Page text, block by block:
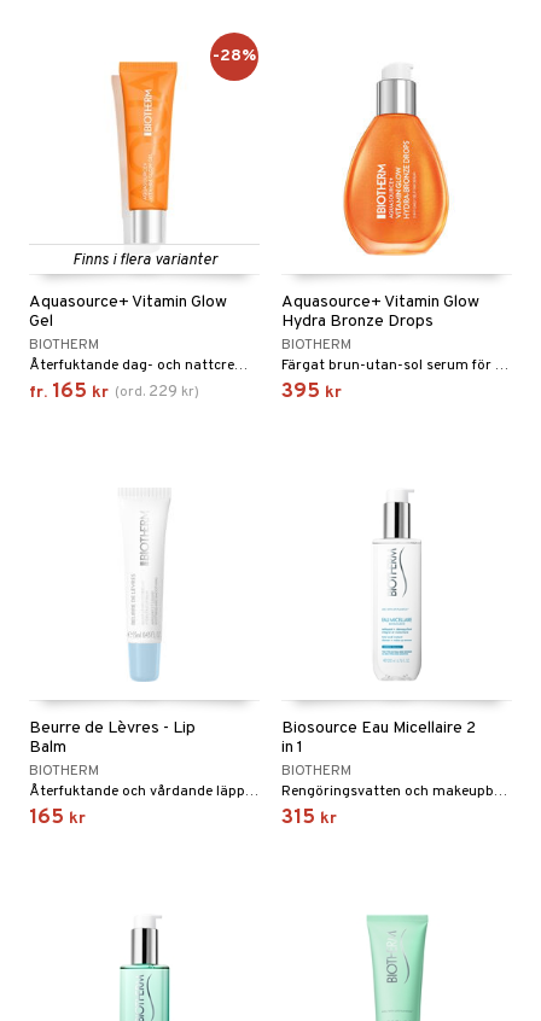
Finns i flera varianter
Aquasource+ Vitamin Glow
Gel
BIOTHERM
Återfuktande dag- och nattcreme för ökad lyster från Biotherm
fr. 165 kr (ord. 229 kr)
-28%
Aquasource+ Vitamin Glow
Hydra Bronze Drops
BIOTHERM
Färgat brun-utan-sol serum för gradvis effekt från Biotherm
395 kr
Beurre de Lèvres - Lip
Balm
BIOTHERM
Återfuktande och vårdande läppbalsam från Biotherm
165 kr
Biosource Eau Micellaire 2
in 1
BIOTHERM
Rengöringsvatten och makeupborttagning för alla hudtyper
315 kr